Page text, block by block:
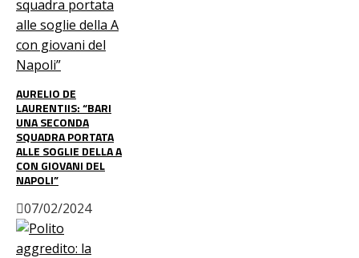
AURELIO DE
LAURENTIIS: “BARI
UNA SECONDA
SQUADRA PORTATA
ALLE SOGLIE DELLA A
CON GIOVANI DEL
NAPOLI”
07/02/2024